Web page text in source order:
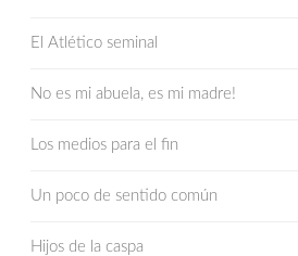
El Atlético seminal
No es mi abuela, es mi madre!
Los medios para el fin
Un poco de sentido común
Hijos de la caspa